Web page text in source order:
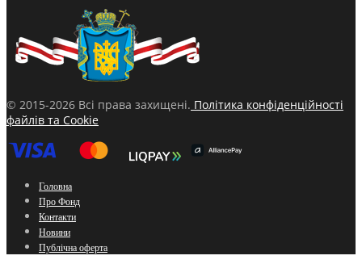
© 2015-2026 Всі права захищені. Політика конфіденційності
файлів та Cookie
Головна
Про Фонд
Контакти
Новини
Публічна оферта